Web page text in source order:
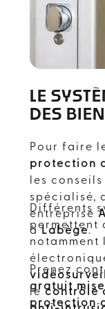
LE
DES
Pour faire
protection
les
spécialisé,
entreprise
àLabège.
Différents
permettent
notamment
lecontrôle
Prenez
gratuit
protection